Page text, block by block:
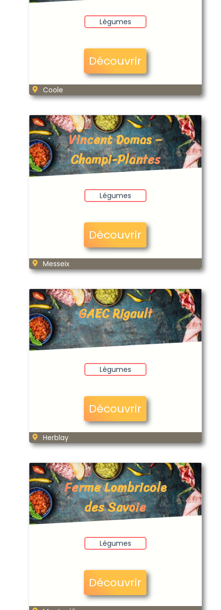
Légumes
Découvrir
Coole
Vincent Domas –
Champi-Plantes
Légumes
Découvrir
Messeix
GAEC Rigault
Légumes
Découvrir
Herblay
Ferme Lombricole
des Savoie
Légumes
Découvrir